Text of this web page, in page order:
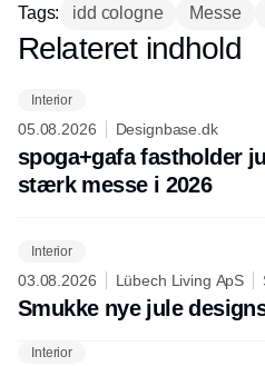
Tags: idd cologne Messe
Relateret indhold
Interior
05.08.2026 Designbase.dk
spoga+gafa fastholder
stærk messe i 2026
Interior
03.08.2026 Lübech Living ApS
Smukke nye jule
Interior